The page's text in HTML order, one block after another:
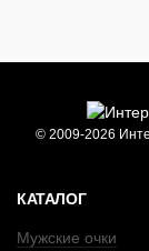
© 2009-2026
КАТАЛОГ
Мужские очки